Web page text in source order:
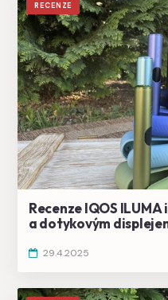
RECENZE
Recenze IQOS
a dotykovým
29.4.2025